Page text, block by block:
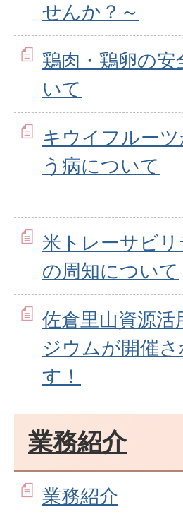
せんか？～
鶏肉・鶏卵の安
いて
キウイフルーツ
う病について
米トレーサビ
の周知について
佐倉里山資源活
ジウムが開催さ
す！
業務紹介
業務紹介